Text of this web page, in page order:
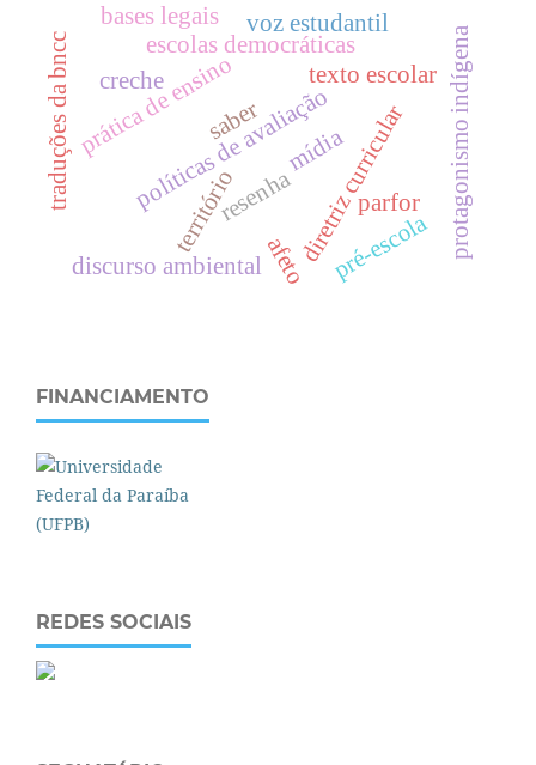
resenha
território diretriz curricular
prática de ensino texto escolar
políticas de avaliação protagonismo indígena
saber
discurso ambiental
mídia
escolas democráticas
parfor
voz estudantil
pré-escola
creche
bases legais
traduções da bncc
afeto
FINANCIAMENTO
REDES SOCIAIS